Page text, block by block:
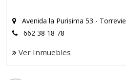
Avenida la Purisima 53 -
662 38 18 78
Ver Inmuebles